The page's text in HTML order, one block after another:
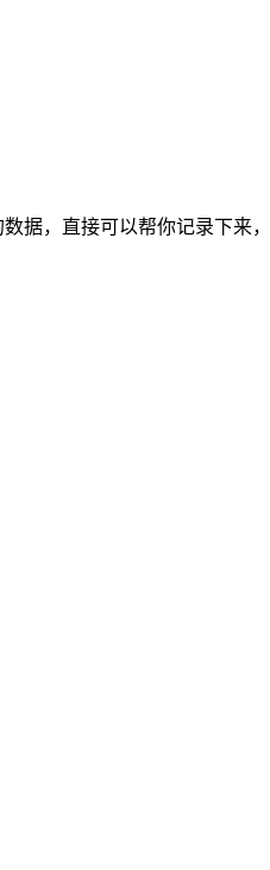
据，直接可以帮你记录下来